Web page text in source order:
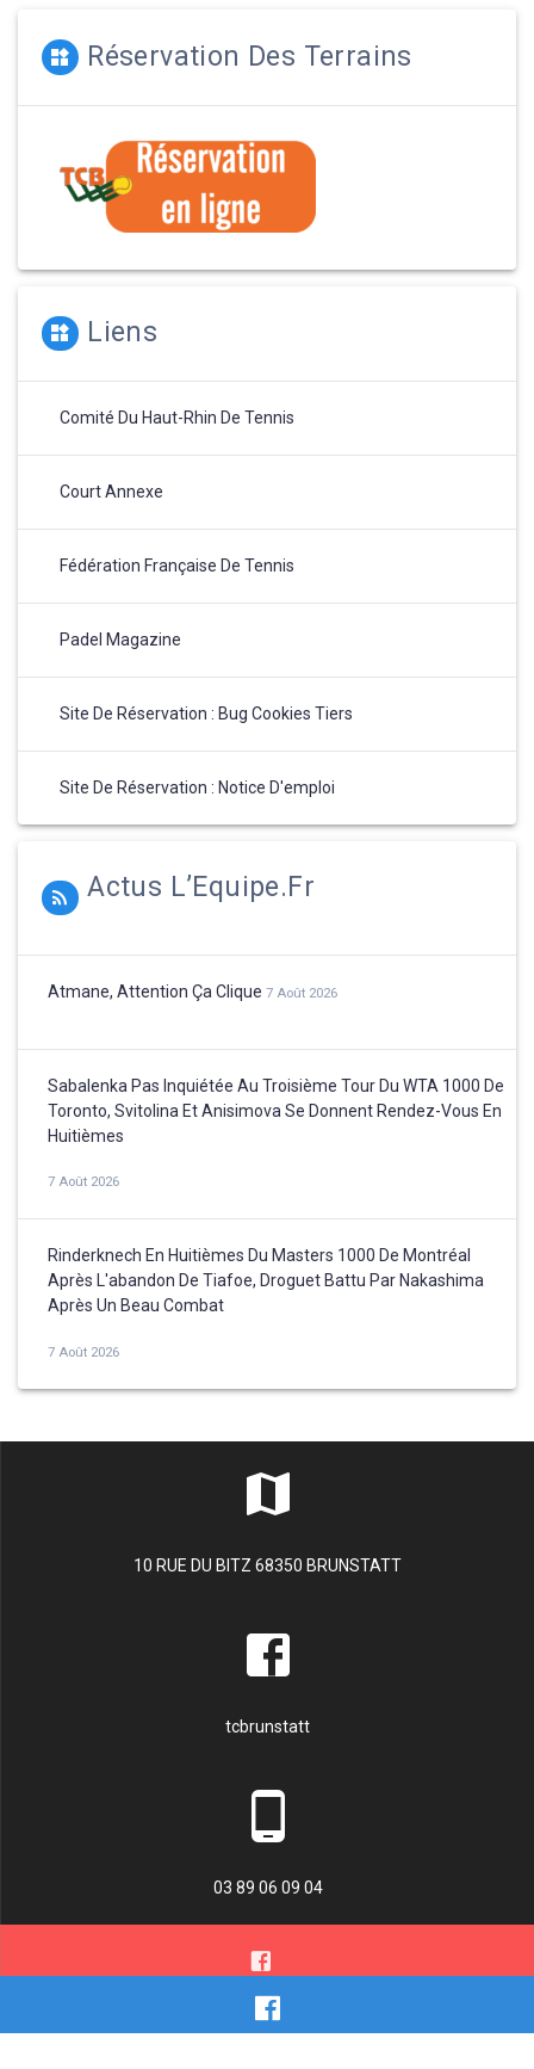
Réservation Des Terrains
Liens
Comité Du Haut-Rhin De Tennis
Court Annexe
Fédération Française De Tennis
Padel Magazine
Site De Réservation : Bug Cookies Tiers
Site De Réservation : Notice D'emploi
Actus L’Equipe.fr
Atmane, Attention Ça Clique 7 Août 2026
Sabalenka Pas Inquiétée Au Troisième Tour Du WTA 1000 De
Toronto, Svitolina Et Anisimova Se Donnent Rendez-Vous En
Huitièmes
7 Août 2026
Rinderknech En Huitièmes Du Masters 1000 De Montréal
Après L'abandon De Tiafoe, Droguet Battu Par Nakashima
Après Un Beau Combat
7 Août 2026
10 RUE DU BITZ 68350 BRUNSTATT
tcbrunstatt
03 89 06 09 04
© 2026 TENNIS CLUB BRUNSTATT. Construit avec WordPress et le
thème Materialis